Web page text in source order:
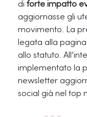
di forte impatto
aggiornasse gli
movimento. La
legata alla
allo statuto.
implementato la
newsletter
social già nel top